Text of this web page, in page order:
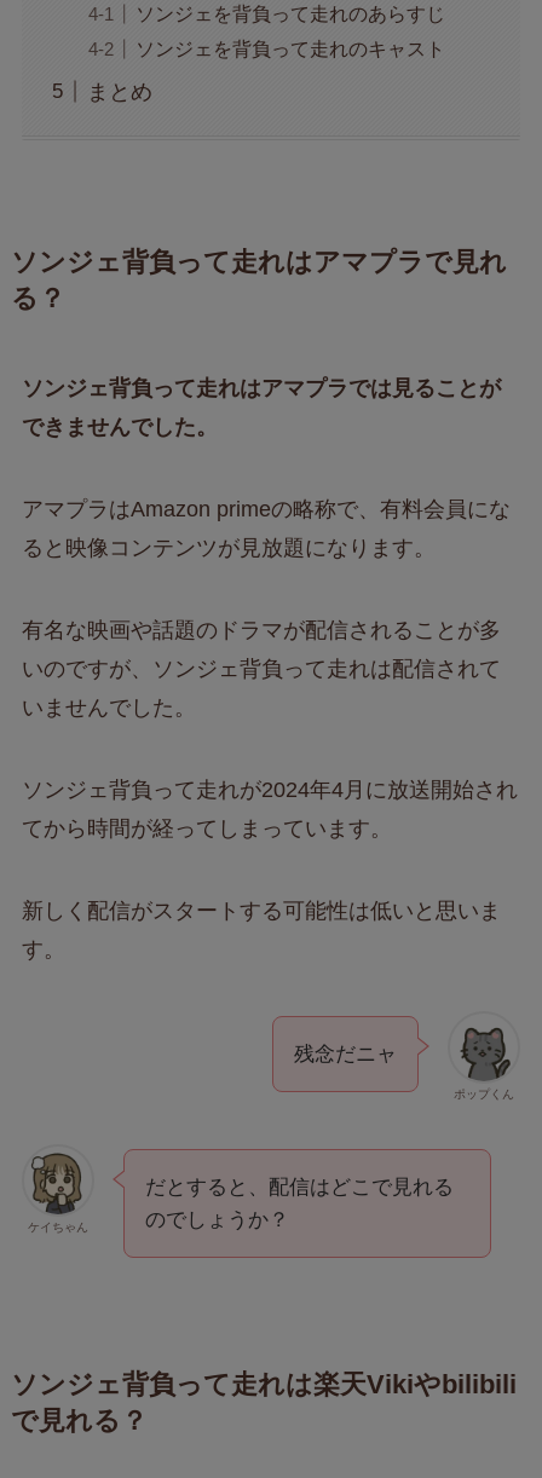
ソンジェを背負って走れのあらすじ
ソンジェを背負って走れのキャスト
まとめ
ソンジェ背負って走れはアマプラで見れ
る？
ソンジェ背負って走れはアマプラでは見ることが
できませんでした。
アマプラはAmazon primeの略称で、有料会員にな
ると映像コンテンツが見放題になります。
有名な映画や話題のドラマが配信されることが多
いのですが、ソンジェ背負って走れは配信されて
いませんでした。
ソンジェ背負って走れが2024年4月に放送開始され
てから時間が経ってしまっています。
新しく配信がスタートする可能性は低いと思いま
す。
ポップくん
残念だニャ
ケイちゃん
だとすると、配信はどこで見れる
のでしょうか？
ソンジェ背負って走れは楽天Vikiやbilibili
で見れる？